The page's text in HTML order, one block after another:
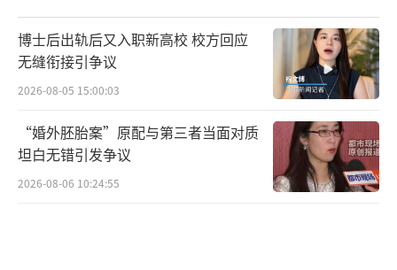
月，并处罚金人民币三万元。
目前，司法机关正深入调查色情网站的幕
后金主，并依法推进相关人员的审判工作。 （责
任编辑：zhangxiaohua）
博士后出轨后又入职新高校 校方回应
无缝衔接引争议
2026-08-05 15:00:03
“婚外胚胎案”原配与第三者当面对质
坦白无错引发争议
2026-08-06 10:24:55